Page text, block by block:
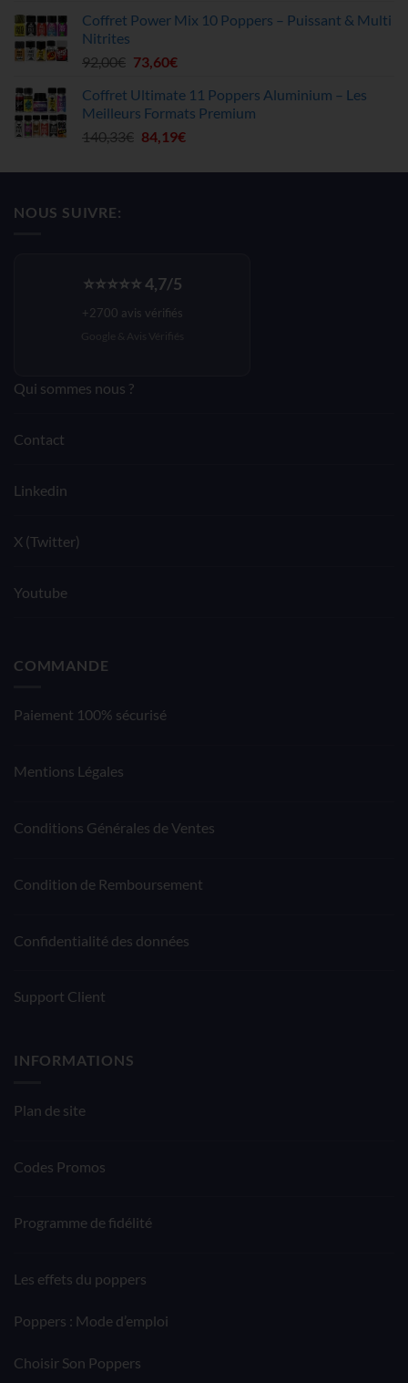
initial
78,00€.
actuel
62,40€.
Coffret Power Mix 10 Poppers – Puissant & Multi
Nitrites
92,00€ Le
initial
était :
92,00€.
73,60€Le
actuel
est :
73,60€.
Coffret Ultimate 11 Poppers Aluminium – Les
Meilleurs Formats Premium
140,33€ Le
initial
84,19€Le
actuel
NOUS SUIVRE:
⭐⭐⭐⭐⭐ 4,7/5
+2700 avis vérifiés
Qui sommes nous ?
Contact
Linkedin
X (Twitter)
Youtube
COMMANDE
Paiement 100% sécurisé
Mentions Légales
Conditions Générales de Ventes
Condition de Remboursement
Confidentialité des données
Support Client
INFORMATIONS
Plan de site
Codes Promos
Programme de fidélité
Les effets du poppers
Poppers : Mode d’emploi
Choisir Son Poppers